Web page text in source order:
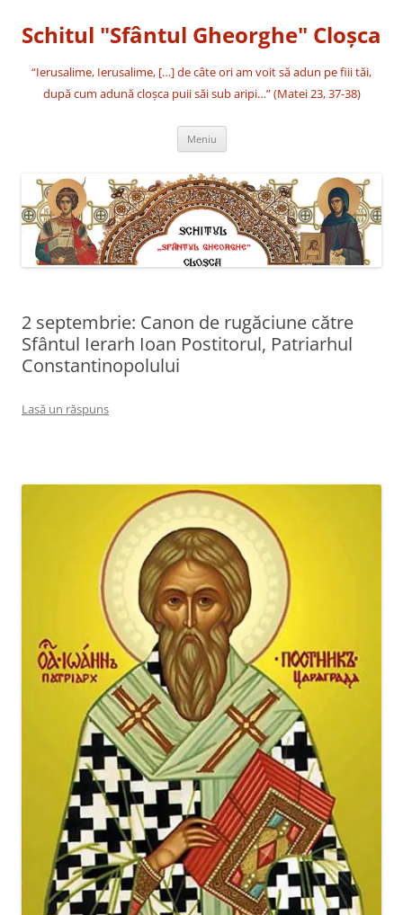
conținut
Schitul "Sfântul Gheorghe" Cloşca
“Ierusalime, Ierusalime, […] de câte ori am voit să adun pe fiii tăi,
după cum adună cloşca puii săi sub aripi…” (Matei 23, 37-38)
Meniu
2 septembrie: Canon de rugăciune către
Sfântul Ierarh Ioan Postitorul, Patriarhul
Constantinopolului
Lasă un răspuns